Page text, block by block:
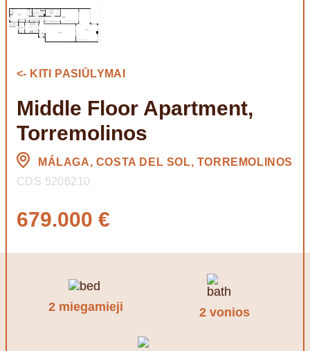
<- KITI PASIŪLYMAI
Middle Floor Apartment,
Torremolinos
MÁLAGA, COSTA DEL SOL, TORREMOLINOS
CDS 5206210
679.000 €
2 miegamieji 2 vonios